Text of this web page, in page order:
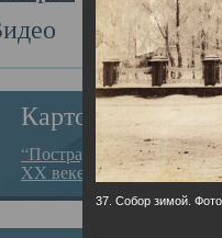
Картотека
“Пострадавшие за веру в
XX веке на Севере”
37. Собор зимой.